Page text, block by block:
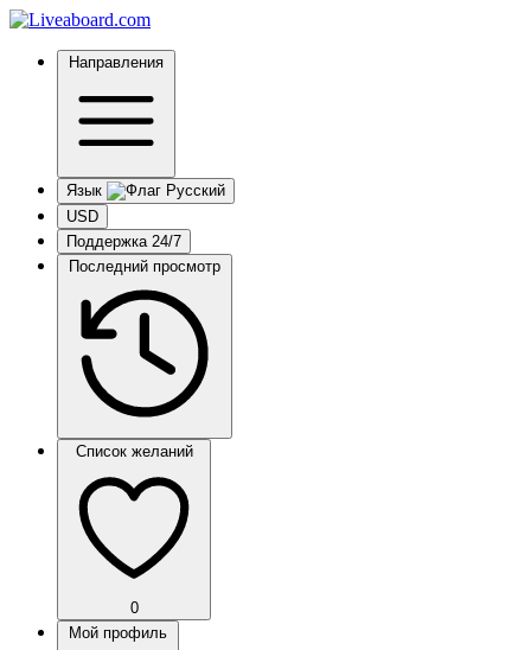
Направления
Язык
USD
Поддержка 24/7
Последний просмотр
Список желаний
0
Мой профиль